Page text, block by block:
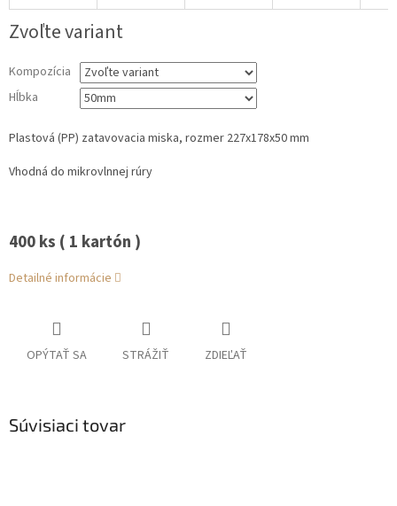
Zvoľte variant
Kompozícia
Hĺbka
Plastová (PP) zatavovacia miska, rozmer 227x178x50 mm
Vhodná do mikrovlnnej rúry
400 ks ( 1 kartón )
Detailné informácie
OPÝTAŤ SA STRÁŽIŤ ZDIEĽAŤ
Súvisiaci tovar